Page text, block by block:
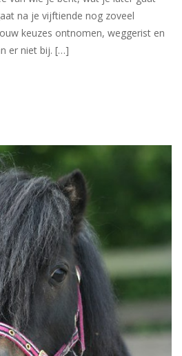
na je vijftiende nog zoveel
keuzes ontnomen, weggerist en
er niet bij. […]